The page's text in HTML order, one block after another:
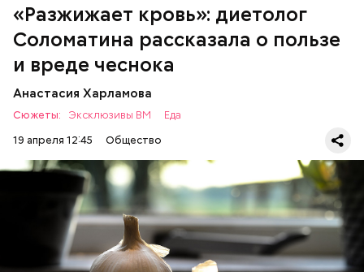
«Разжижает кровь»: диетолог
Соломатина рассказала о пользе
и вреде чеснока
Анастасия Харламова
Сюжеты: Эксклюзивы ВМ
Еда
19 апреля 12:45
Общество
Диетолог Соломатина
рассказала, что лучше есть при
гриппе и коронавирусе
— Чеснок является достаточно полезным
продуктом. В нем содержатся уникальные
эфирные масла. Они отпугивают потенциальные
вирусы. Это нужно взять на вооружение для себя. Я
рекомендую есть чеснок во время простуды. Но он
не может быть единственным средством для
борьбы с простудой, — подчеркнула специалист.
ЗДОРОВЬЕ ВРАЧИ ПРОДУКТЫ